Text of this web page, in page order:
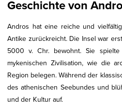
Geschichte von
Andros hat eine reiche und
Antike zurückreicht. Die Insel war
5000 v. Chr. bewohnt. Sie
mykenischen Zivilisation, wie die
Region belegen. Während der
des athenischen Seebundes und
und der Kultur auf.